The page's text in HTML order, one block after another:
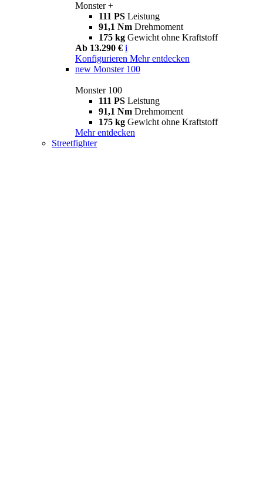
Monster +
111 PS Leistung
91,1 Nm Drehmoment
175 kg Gewicht ohne Kraftstoff
Ab 13.290 € i
Konfigurieren Mehr entdecken
new Monster 100
Monster 100
111 PS Leistung
91,1 Nm Drehmoment
175 kg Gewicht ohne Kraftstoff
Mehr entdecken
Streetfighter